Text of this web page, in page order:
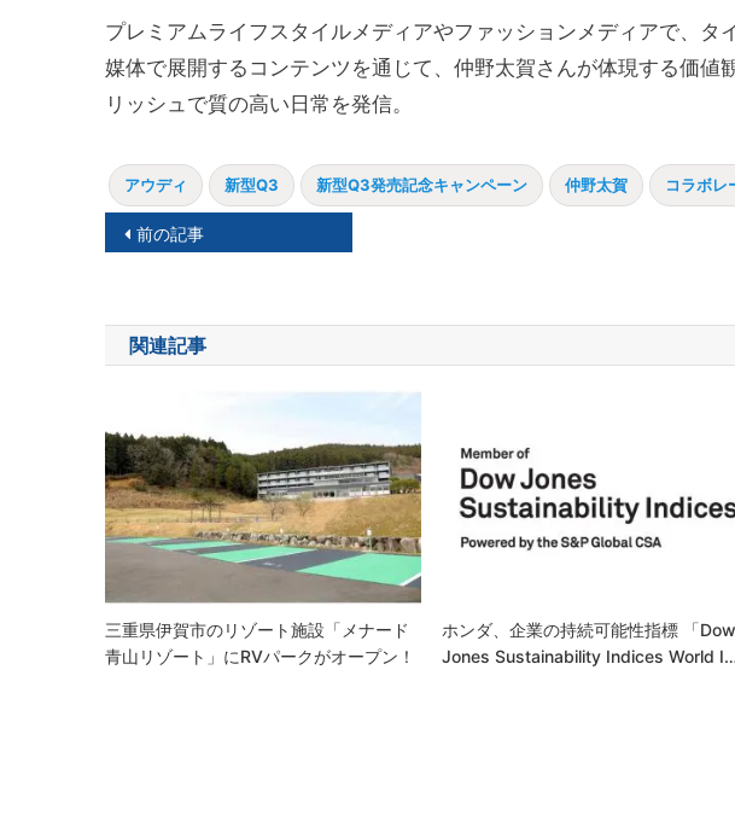
プレミアムライフスタイルメディアやファッションメディアで、タ
媒体で展開するコンテンツを通じて、仲野太賀さんが体現する価値
リッシュで質の高い日常を発信。
アウディ 新型Q3 新型Q3発売記念キャンペーン 仲野太賀 コラボレ
投
ナ
ビ
ゲ
ー
シ
ョ
ン
前の記事
関連記事
三重県伊賀市のリゾート施設「メナード
青山リゾート」にRVパークがオープン！
ホンダ、企業の持続可能性指標 「Dow
Jones Sustainability Indices World